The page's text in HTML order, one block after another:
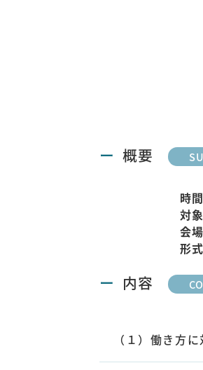
概要
時間
対象
会場
形式
内容
（１）働き方